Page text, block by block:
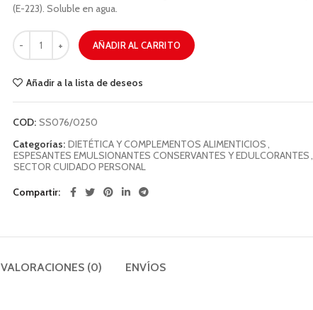
(E-223). Soluble en agua.
AÑADIR AL CARRITO
Añadir a la lista de deseos
COD: SS076/0250
Categorías: DIETÉTICA Y COMPLEMENTOS ALIMENTICIOS,
ESPESANTES EMULSIONANTES CONSERVANTES Y EDULCORANTES,
SECTOR CUIDADO PERSONAL
Compartir
VALORACIONES (0) ENVÍOS